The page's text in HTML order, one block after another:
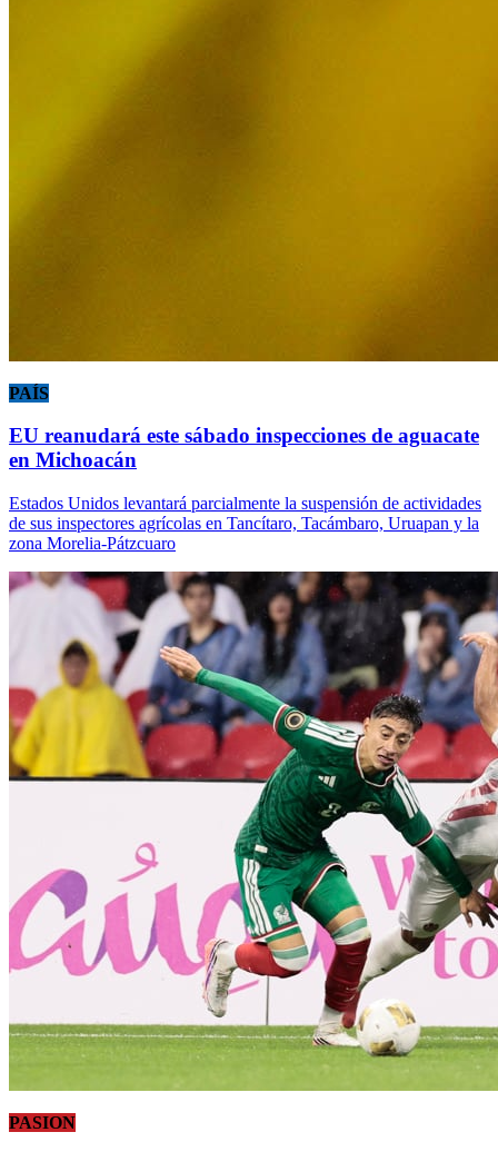
PAÍS
EU reanudará este sábado inspecciones de aguacate
en Michoacán
Estados Unidos levantará parcialmente la suspensión de actividades
de sus inspectores agrícolas en Tancítaro, Tacámbaro, Uruapan y la
zona Morelia-Pátzcuaro
PASION